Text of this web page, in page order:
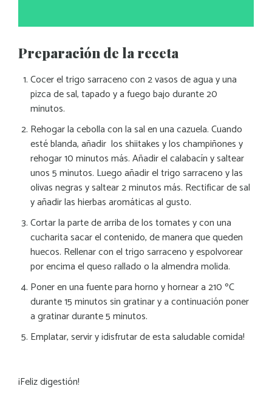
Preparación de la receta
Cocer el trigo sarraceno con 2 vasos de agua y una
pizca de sal, tapado y a fuego bajo durante 20
minutos.
Rehogar la cebolla con la sal en una cazuela. Cuando
esté blanda, añadir los shiitakes y los champiñones y
rehogar 10 minutos más. Añadir el calabacín y saltear
unos 5 minutos. Luego añadir el trigo sarraceno y las
olivas negras y saltear 2 minutos más. Rectificar de sal
y añadir las hierbas aromáticas al gusto.
Cortar la parte de arriba de los tomates y con una
cucharita sacar el contenido, de manera que queden
huecos. Rellenar con el trigo sarraceno y espolvorear
por encima el queso rallado o la almendra molida.
Poner en una fuente para horno y hornear a 210 ºC
durante 15 minutos sin gratinar y a continuación poner
a gratinar durante 5 minutos.
Emplatar, servir y ¡disfrutar de esta saludable comida!
¡Feliz digestión!